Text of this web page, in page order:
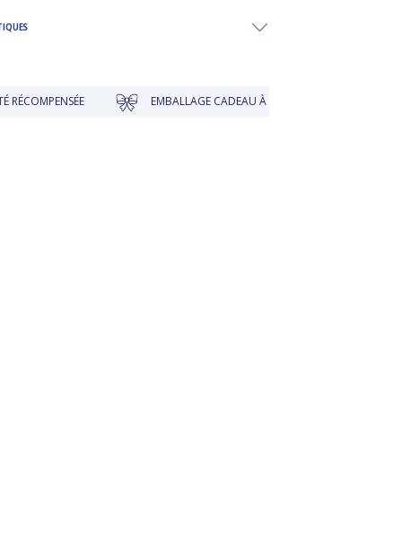
EMBALLAGE CADEAU À PRIX DOUX